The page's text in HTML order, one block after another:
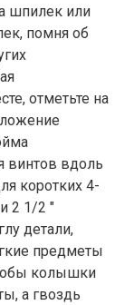
шпилек или
помня об
отметьте на
винтов вдоль
коротких 4-
2 1/2 ″
детали,
предметы
колышки
а гвоздь